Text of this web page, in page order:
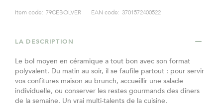
Item code: 79CEBOLVER EAN code: 3701572400522
LA DESCRIPTION
Le bol moyen en céramique a tout bon avec son format
polyvalent. Du matin au soir, il se faufile partout : pour servir
vos confitures maison au brunch, accueillir une salade
individuelle, ou conserver les restes gourmands des dîners
de la semaine. Un vrai multi-talents de la cuisine.